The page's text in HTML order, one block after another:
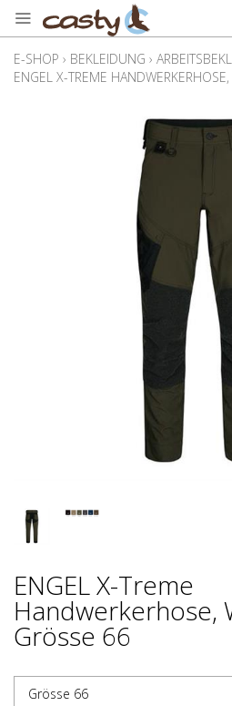
E-SHOP › BEKLEIDUNG ›
ENGEL X-TREME
ENGEL X-Treme
Handwerkerhose,
Grösse 66
Grösse 66